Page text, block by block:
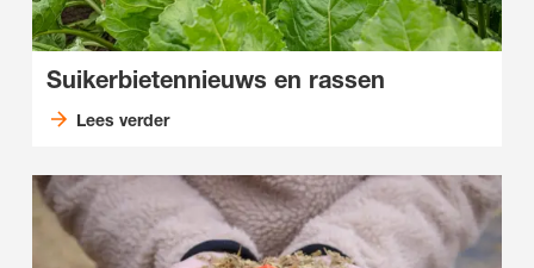
Suikerbietennieuws en rassen
Lees verder